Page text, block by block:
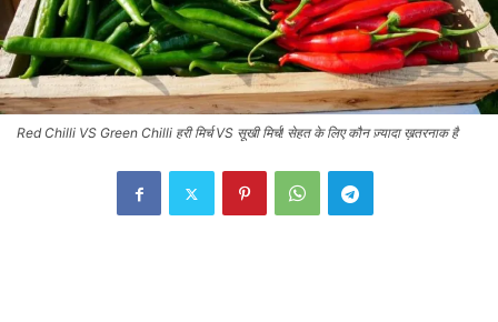
Red Chilli VS Green Chilli हरी मिर्च VS सूखी मिर्च! सेहत के लिए कौन ज़्यादा ख़तरनाक है